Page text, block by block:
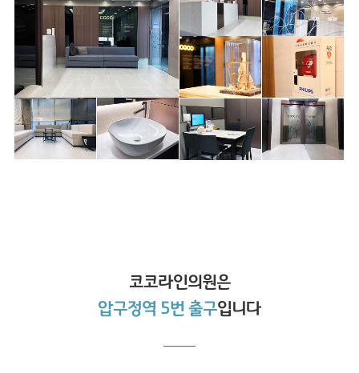
코코라인의원은
압구정역 5번 출구입니다